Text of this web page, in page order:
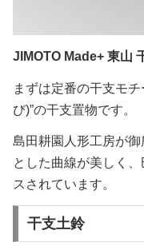
JIMOTO Made+ 東山
まずは定番の干支モ
び)”の干支置物です。
島田耕園人形工房が
とした曲線が美しく
スされています。
干支土鈴